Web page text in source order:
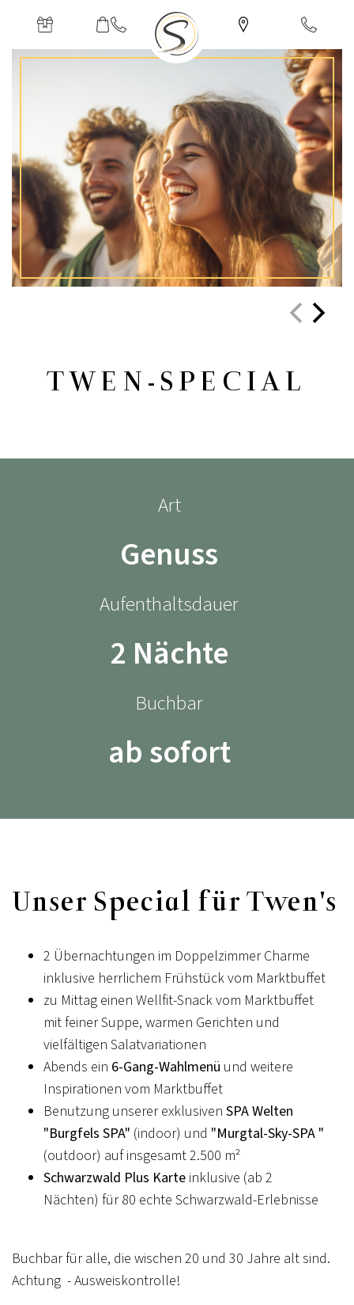
TWEN-SPECIAL
Art
Genuss
Aufenthaltsdauer
2 Nächte
Buchbar
ab sofort
Unser Special für Twen's
2 Übernachtungen im Doppelzimmer Charme
inklusive herrlichem Frühstück vom Marktbuffet
zu Mittag einen Wellfit-Snack vom Marktbuffet
mit feiner Suppe, warmen Gerichten und
vielfältigen Salatvariationen
Abends ein 6-Gang-Wahlmenü und weitere
Inspirationen vom Marktbuffet
Benutzung unserer exklusiven SPA Welten
"Burgfels SPA" (indoor) und "Murgtal-Sky-SPA "
(outdoor) auf insgesamt 2.500 m²
Schwarzwald Plus Karte inklusive (ab 2
Nächten) für 80 echte Schwarzwald-Erlebnisse
Buchbar für alle, die wischen 20 und 30 Jahre alt sind.
Achtung - Ausweiskontrolle!
The Chef's Best - unsere Backstage Party - Jörg &
Küchenwerkstatt
Beitrag ansehen